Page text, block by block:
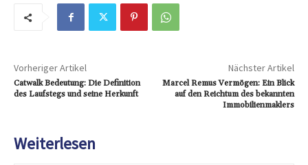
Vorheriger Artikel
Catwalk Bedeutung: Die Definition
des Laufstegs und seine Herkunft
Nächster Artikel
Marcel Remus Vermögen: Ein Blick
auf den Reichtum des bekannten
Immobilienmaklers
Weiterlesen